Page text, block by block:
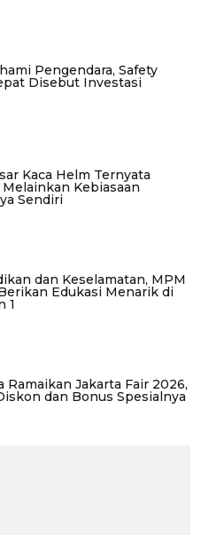
Pengendara, Safety
Disebut Investasi
Kaca Helm Ternyata
Kebiasaan
Sendiri
dan Keselamatan, MPM
Edukasi Menarik di
1
Ramaikan Jakarta Fair 2026,
dan Bonus Spesialnya